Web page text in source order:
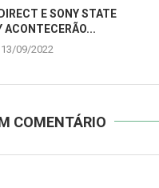
E SONY STATE
ACONTECERÃO...
13/09/2022
COMENTÁRIO